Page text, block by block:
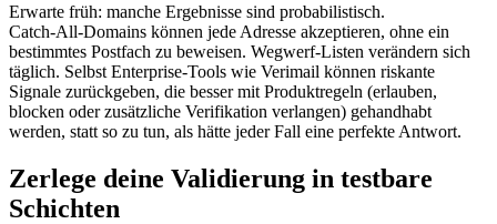
Erwarte früh: manche Ergebnisse sind probabilistisch.
Catch‑All‑Domains können jede Adresse akzeptieren, ohne ein
bestimmtes Postfach zu beweisen. Wegwerf‑Listen verändern sich
täglich. Selbst Enterprise‑Tools wie Verimail können riskante
Signale zurückgeben, die besser mit Produktregeln (erlauben,
blocken oder zusätzliche Verifikation verlangen) gehandhabt
werden, statt so zu tun, als hätte jeder Fall eine perfekte Antwort.
Zerlege deine Validierung in testbare
Schichten